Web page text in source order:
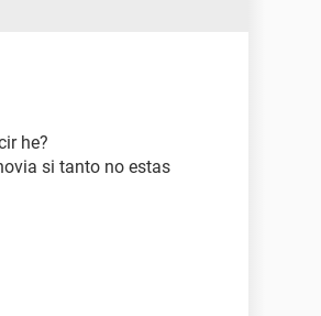
he?
si tanto no estas